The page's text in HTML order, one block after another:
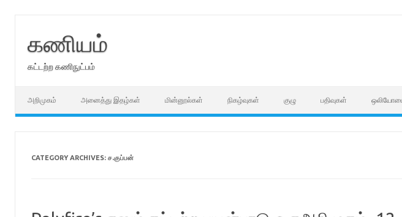
கணியம்
கட்டற்ற கணிநுட்பம்
அறிமுகம் அனைத்து இதழ்கள் மின்னூல்கள் நிகழ்வுகள் குழு பதிவுகள் ஒலியோடை
CATEGORY ARCHIVES: ச.குப்பன்